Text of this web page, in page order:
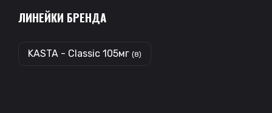
ЛИНЕЙКИ БРЕНДА
KASTA - Classic 105мг (8)